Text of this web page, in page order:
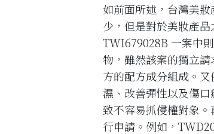
如前面所述，台灣美
少，但是對於美妝產品
TWI679028B 一案中
物，雖然該案的獨立
方的配方成分組成 。
濕、改善彈性以及傷
致不容易抓侵權對象
行申請。例如，